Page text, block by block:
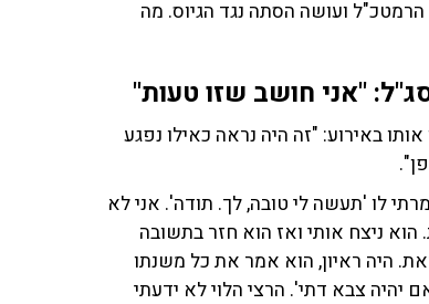
ועושה הסתה נגד הגיוס. מה
"אני חושב שזו טעות"
באירוע: "זה היה נראה כאילו נפגע
לו 'תעשה לי טובה, לך. תודה'. אני לא
ניצח אותי ואז הוא חזר בתשובה
היה ראיון, הוא אמר את כל משנתו
יהיה צבא דתי'. הרצי הלוי לא ידעתי